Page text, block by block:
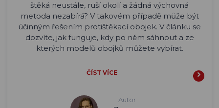
štěká neustále, ruší okolí a žádná výchovná
metoda nezabírá? V takovém případě může být
účinným řešením protištěkací obojek. V článku se
dozvíte, jak funguje, kdy po něm sáhnout a ze
kterých modelů obojků můžete vybírat.
ČÍST VÍCE
Autor